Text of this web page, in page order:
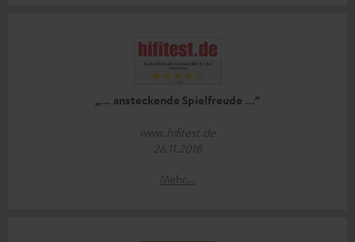
„… ansteckende Spielfreude …“
www.hifitest.de
26.11.2018
Mehr...